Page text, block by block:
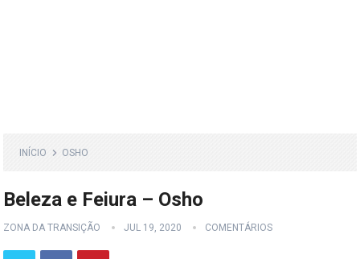
INÍCIO OSHO
Beleza e Feiura – Osho
ZONA DA TRANSIÇÃO JUL 19, 2020 COMENTÁRIOS